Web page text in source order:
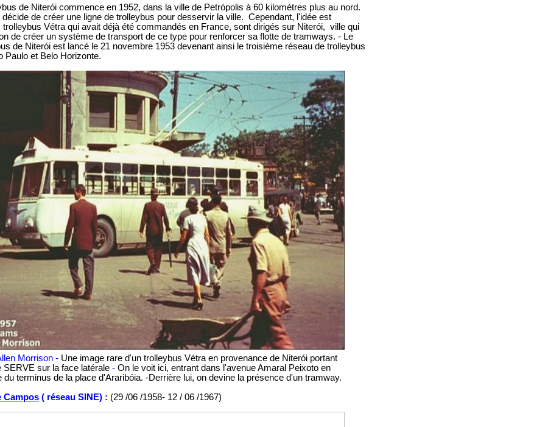
de Niterói commence en 1952, dans la ville de Petrópolis à 60 kilomètres plus au nord.
décide de créer une ligne de trolleybus pour desservir la ville. Cependant, l'idée est
trolleybus Vétra qui avait déjà été commandés en France, sont dirigés sur Niterói, ville qui
de créer un système de transport de ce type pour renforcer sa flotte de tramways. - Le
de Niterói est lancé le 21 novembre 1953 devenant ainsi le troisième réseau de trolleybus
Paulo et Belo Horizonte.
Morrison - Une image rare d'un trolleybus Vétra en provenance de Niterói portant
SERVE sur la face latérale - On le voit ici, entrant dans l'avenue Amaral Peixoto en
du terminus de la place d'Araribóia. -Derrière lui, on devine la présence d'un tramway.
Campos ( réseau SINE) : (29 /06 /1958- 12 / 06 /1967)